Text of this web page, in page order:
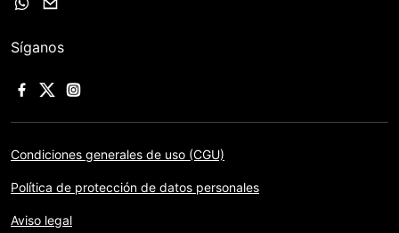
Síganos
Condiciones generales de uso (CGU)
Política de protección de datos personales
Aviso legal